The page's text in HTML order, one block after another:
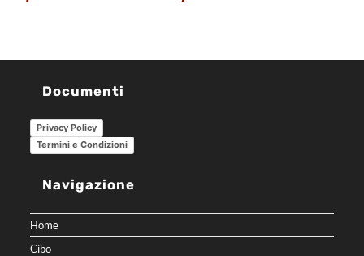
Documenti
Privacy Policy
Termini e Condizioni
Navigazione
Home
Cibo